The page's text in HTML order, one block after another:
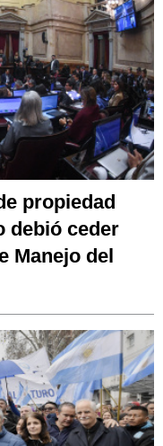
propiedad
debió ceder
Manejo del